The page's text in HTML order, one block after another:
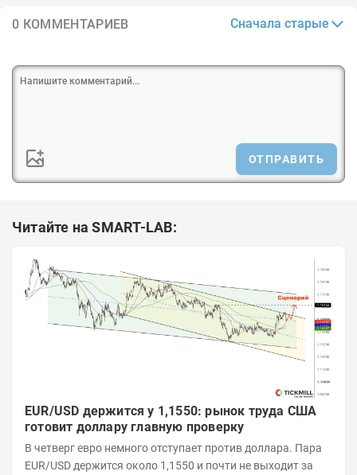
0 КОММЕНТАРИЕВ Сначала старые
ОТПРАВИТЬ
Читайте на SMART-LAB:
EUR/USD держится у 1,1550: рынок труда США
готовит доллару главную проверку
В четверг евро немного отступает против доллара. Пара
EUR/USD держится около 1,1550 и почти не выходит за